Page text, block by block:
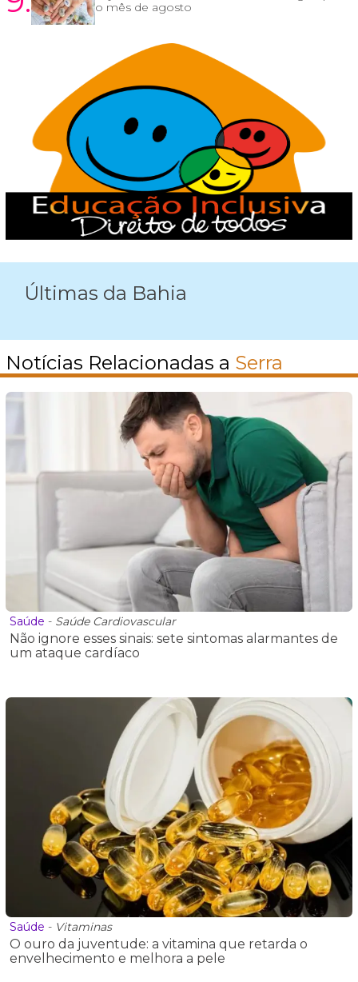
o mês de agosto
Últimas da Bahia
Notícias Relacionadas a Serra
Saúde - Saúde Cardiovascular
Não ignore esses sinais: sete sintomas alarmantes de
um ataque cardíaco
Saúde - Vitaminas
O ouro da juventude: a vitamina que retarda o
envelhecimento e melhora a pele